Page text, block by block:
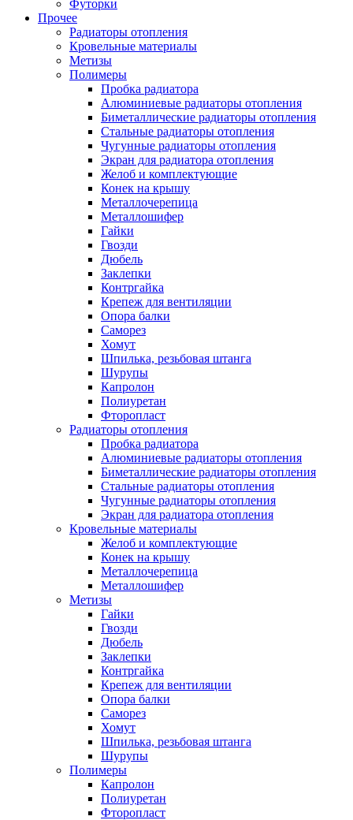
Футорки
Прочее
Радиаторы отопления
Кровельные материалы
Метизы
Полимеры
Пробка радиатора
Алюминиевые радиаторы отопления
Биметаллические радиаторы отопления
Стальные радиаторы отопления
Чугунные радиаторы отопления
Экран для радиатора отопления
Желоб и комплектующие
Конек на крышу
Металлочерепица
Металлошифер
Гайки
Гвозди
Дюбель
Заклепки
Контргайка
Крепеж для вентиляции
Опора балки
Саморез
Хомут
Шпилька, резьбовая штанга
Шурупы
Капролон
Полиуретан
Фторопласт
Радиаторы отопления
Пробка радиатора
Алюминиевые радиаторы отопления
Биметаллические радиаторы отопления
Стальные радиаторы отопления
Чугунные радиаторы отопления
Экран для радиатора отопления
Кровельные материалы
Желоб и комплектующие
Конек на крышу
Металлочерепица
Металлошифер
Метизы
Гайки
Гвозди
Дюбель
Заклепки
Контргайка
Крепеж для вентиляции
Опора балки
Саморез
Хомут
Шпилька, резьбовая штанга
Шурупы
Полимеры
Капролон
Полиуретан
Фторопласт